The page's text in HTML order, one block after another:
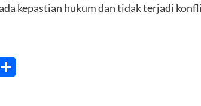
kepastian hukum dan tidak terjadi